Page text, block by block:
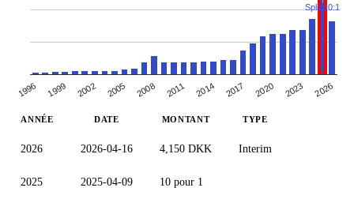
1996 1999 2002 2005 2008 2011 2014 2017 2020 2023 2026
Split 10:1
ANNÉE DATE MONTANT TYPE
2026 2026-04-16 4,150 DKK Interim
2025 2025-04-09 10 pour 1